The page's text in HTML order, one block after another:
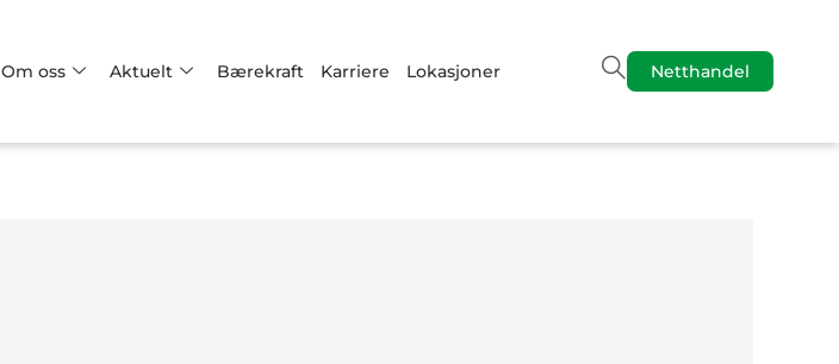
Om oss Aktuelt Bærekraft Karriere Lokasjoner Netthandel